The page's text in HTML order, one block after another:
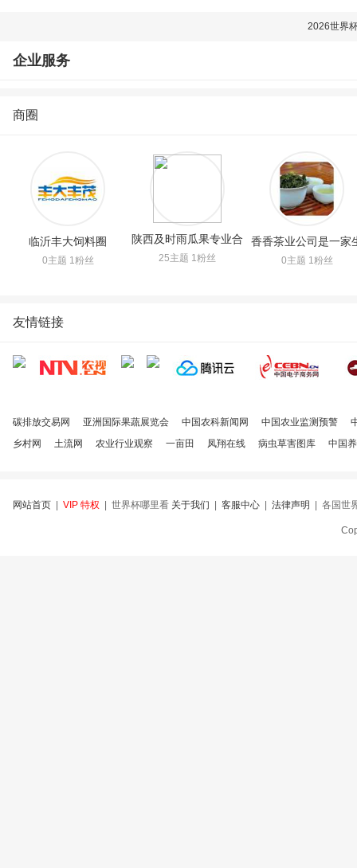
2026世界
企业服务
商圈
临沂丰大饲料圈
0主题 1粉丝
陕西及时雨瓜果专业合
作社圈
25主题 1粉丝
香香茶业公司是一家
产铁观音圈
0主题 1粉丝
友情链接
碳排放交易网 亚洲国际果蔬展览会 中国农科新闻网 中国农业监测预警
乡村网
土流网 农业行业观察 一亩田 凤翔在线 病虫草害图库 中国
网站首页 VIP 特权 | 世界杯哪里看 关于我们 客服中心 法律声明 | 各国世